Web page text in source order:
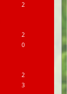
2
2
0
2
3